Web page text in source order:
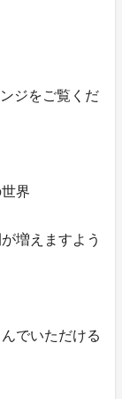
ジをご覧くだ
界
増えますよう
でいただける